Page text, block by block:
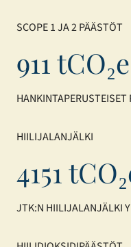
SCOPE 1 JA 2 PÄÄSTÖT
911 tCO₂e
HIILIJALANJÄLKI
4151
JTK:N HIILIJALANJÄLKI